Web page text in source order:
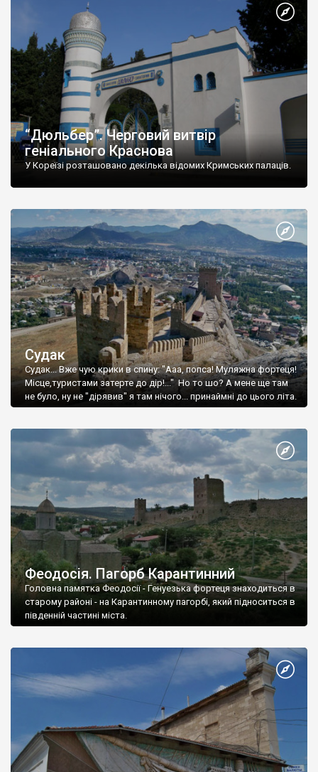
“Дюльбер”. Черговий витвір
геніального Краснова
У Кореїзі розташовано декілька відомих Кримських палаців.
Судак
Судак... Вже чую крики в спину: "Ааа, попса! Муляжна фортеця!
Місце,туристами затерте до дір!..." Но то шо? А мене ще там
не було, ну не "дірявив" я там нічого... принаймні до цього літа.
Феодосія. Пагорб Карантинний
Головна памятка Феодосії - Генуезька фортеця знаходиться в
старому районі - на Карантинному пагорбі, який підноситься в
південній частині міста.